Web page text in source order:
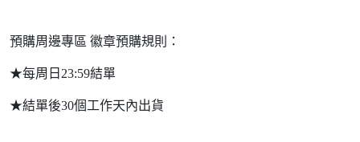
預購周邊專區 徽章預購規則：
★每周日23:59結單
★結單後30個工作天內出貨